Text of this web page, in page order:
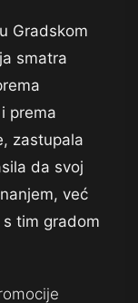
Gradskom
smatra
prema
zastupala
da svoj
već
tim gradom